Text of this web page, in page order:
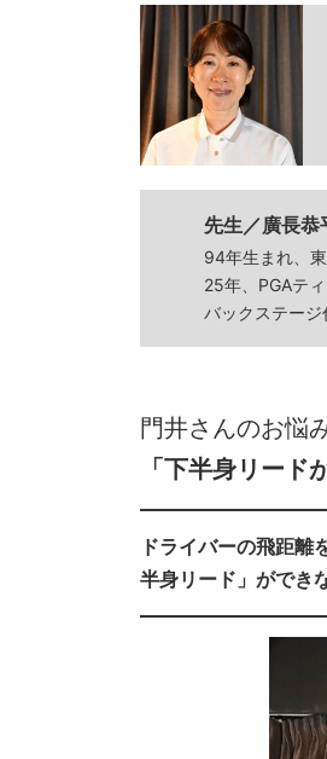
先生／廣長恭
94年生まれ、
25年、PGAテ
バックステー
門井さんのお悩
「下半身リード
ドライバーの飛距離
半身リード」ができ